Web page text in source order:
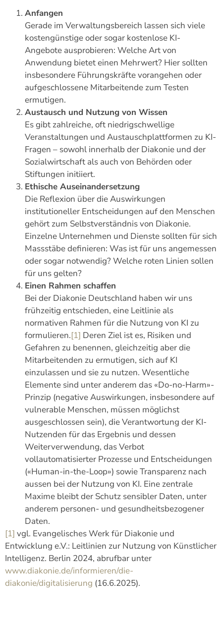
Anfangen
Gerade im Verwaltungsbereich lassen sich viele
kostengünstige oder sogar kostenlose KI-
Angebote ausprobieren: Welche Art von
Anwendung bietet einen Mehrwert? Hier sollten
insbesondere Führungskräfte vorangehen oder
aufgeschlossene Mitarbeitende zum Testen
ermutigen.
Austausch und Nutzung von Wissen
Es gibt zahlreiche, oft niedrigschwellige
Veranstaltungen und Austauschplattformen zu KI-
Fragen – sowohl innerhalb der Diakonie und der
Sozialwirtschaft als auch von Behörden oder
Stiftungen initiiert.
Ethische Auseinandersetzung
Die Reflexion über die Auswirkungen
institutioneller Entscheidungen auf den Menschen
gehört zum Selbstverständnis von Diakonie.
Einzelne Unternehmen und Dienste sollten für sich
Massstäbe definieren: Was ist für uns angemessen
oder sogar notwendig? Welche roten Linien sollen
für uns gelten?
Einen Rahmen schaffen
Bei der Diakonie Deutschland haben wir uns
frühzeitig entschieden, eine Leitlinie als
normativen Rahmen für die Nutzung von KI zu
formulieren.[1] Deren Ziel ist es, Risiken und
Gefahren zu benennen, gleichzeitig aber die
Mitarbeitenden zu ermutigen, sich auf KI
einzulassen und sie zu nutzen. Wesentliche
Elemente sind unter anderem das «Do-no-Harm»-
Prinzip (negative Auswirkungen, insbesondere auf
vulnerable Menschen, müssen möglichst
ausgeschlossen sein), die Verantwortung der KI-
Nutzenden für das Ergebnis und dessen
Weiterverwendung, das Verbot
vollautomatisierter Prozesse und Entscheidungen
(«Human-in-the-Loop») sowie Transparenz nach
aussen bei der Nutzung von KI. Eine zentrale
Maxime bleibt der Schutz sensibler Daten, unter
anderem personen- und gesundheitsbezogener
Daten.
[1] vgl. Evangelisches Werk für Diakonie und
Entwicklung e.V.: Leitlinien zur Nutzung von Künstlicher
Intelligenz. Berlin 2024, abrufbar unter
www.diakonie.de/informieren/die-
diakonie/digitalisierung (16.6.2025).